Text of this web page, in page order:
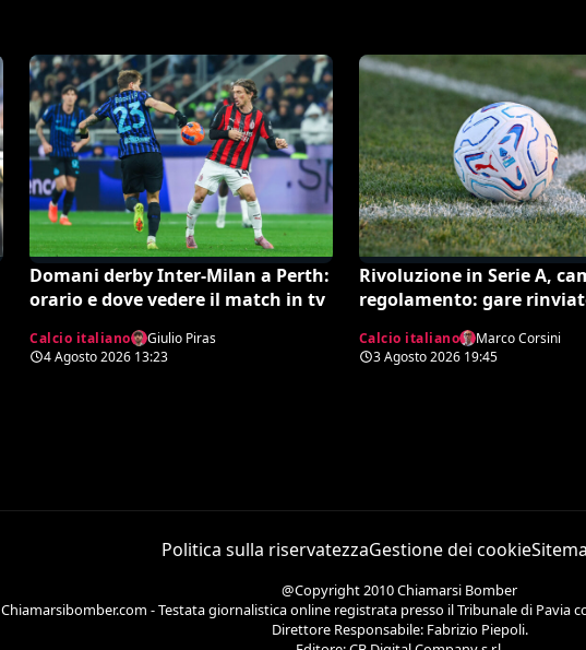
Domani derby Inter-Milan a Perth:
orario e dove vedere il match in tv
Calcio italiano
Giulio Piras
4 Agosto 2026 13:23
Rivoluzione in Serie A,
regolamento: gare
interrotte in campo già il
dopo
Calcio italiano
Marco Corsini
3 Agosto 2026 19:45
Politica sulla riservatezzaGestione dei cookie
@Copyright 2010 Chiamarsi Bomber
Chiamarsibomber.com - Testata giornalistica online registrata presso il Tribunale di Pavia
Direttore Responsabile: Fabrizio Piepoli.